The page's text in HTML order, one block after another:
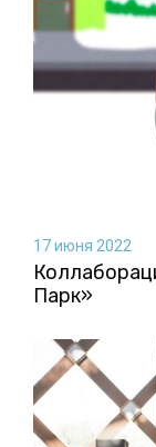
17 июня 2022
Парк»